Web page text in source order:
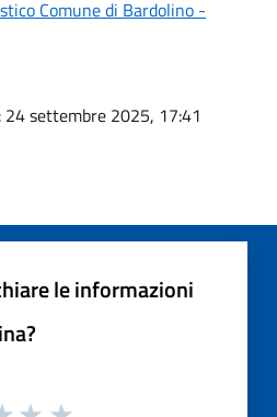
Comune di Bardolino -
: 24 settembre 2025, 17:41
le informazioni